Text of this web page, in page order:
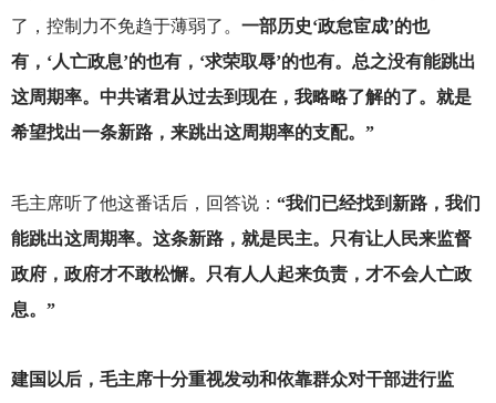
了，控制力不免趋于薄弱了。 一部历史‘政怠宦成’的也
有，‘人亡政息’的也有，‘求荣取辱’的也有。总之没有能跳出
这周期率。中共诸君从过去到现在，我略略了解的了。就是
希望找出一条新路，来跳出这周期率的支配。”
毛主席听了他这番话后，回答说： “我们已经找到新路，我们
能跳出这周期率。这条新路，就是民主。只有让人民来监督
政府，政府才不敢松懈。只有人人起来负责，才不会人亡政
息。”
建国以后，毛主席十分重视发动和依靠群众对干部进行监